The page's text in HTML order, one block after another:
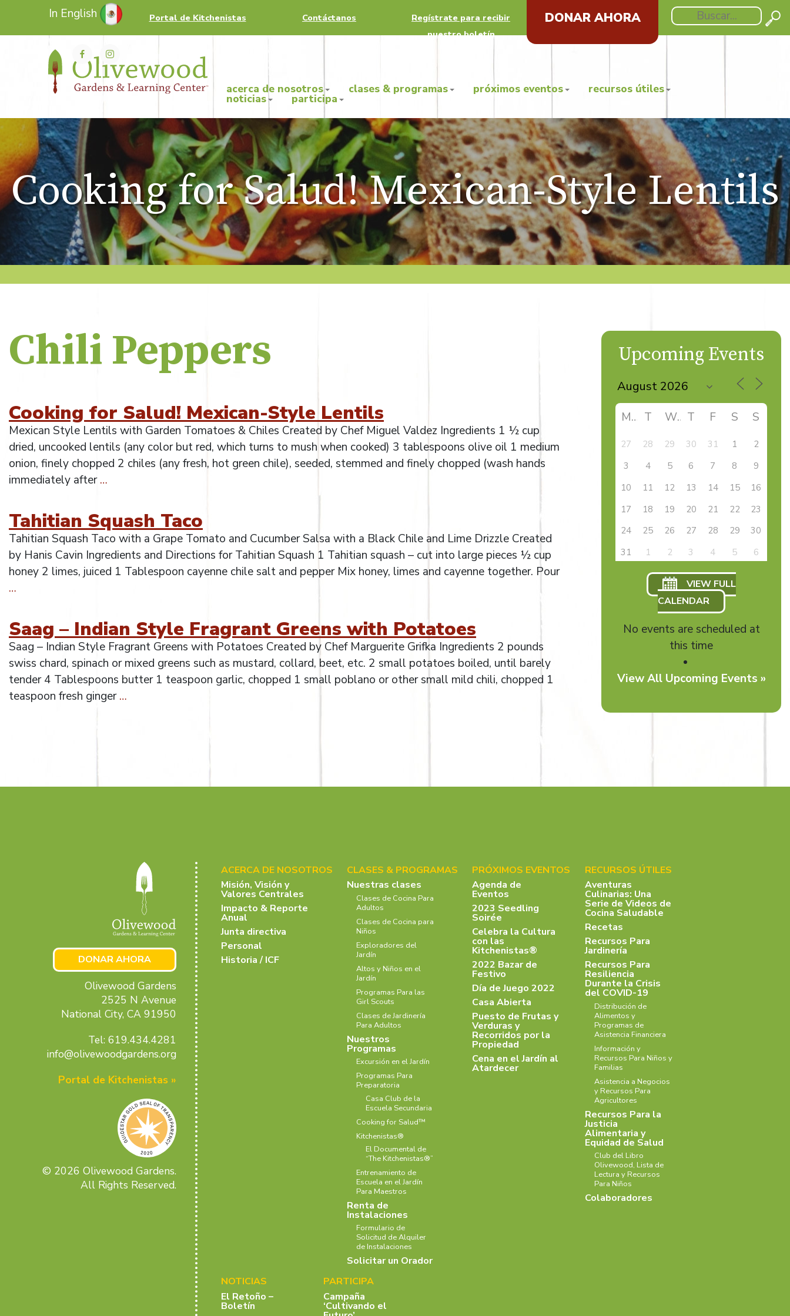
In English Portal de Kitchenistas Contáctanos
Regístrate para recibir
nuestro boletín
DONAR AHORA
acerca de nosotros clases & programas próximos eventos recursos útiles
noticias participa
Cooking for Salud! Mexican-Style Lentils
Chili Peppers
Cooking for Salud! Mexican-Style Lentils
Mexican Style Lentils with Garden Tomatoes & Chiles Created by Chef Miguel Valdez Ingredients 1 ½ cup
dried, uncooked lentils (any color but red, which turns to mush when cooked) 3 tablespoons olive oil 1 medium
onion, finely chopped 2 chiles (any fresh, hot green chile), seeded, stemmed and finely chopped (wash hands
immediately after…
Tahitian Squash Taco
Tahitian Squash Taco with a Grape Tomato and Cucumber Salsa with a Black Chile and Lime Drizzle Created
by Hanis Cavin Ingredients and Directions for Tahitian Squash 1 Tahitian squash – cut into large pieces ½ cup
honey 2 limes, juiced 1 Tablespoon cayenne chile salt and pepper Mix honey, limes and cayenne together. Pour
…
Saag – Indian Style Fragrant Greens with Potatoes
Saag – Indian Style Fragrant Greens with Potatoes Created by Chef Marguerite Grifka Ingredients 2 pounds
swiss chard, spinach or mixed greens such as mustard, collard, beet, etc. 2 small potatoes boiled, until barely
tender 4 Tablespoons butter 1 teaspoon garlic, chopped 1 small poblano or other small mild chili, chopped 1
teaspoon fresh ginger…
Upcoming Events
M T W T F S S
27 28 29 30 31 1
2
3
4 5 6 7 8
9
10
11 12 13 14 15
16
17
18 19 20 21 22
23
24
25 26 27 28 29
30
31
1 2 3 4 5 6
VIEW FULL
CALENDAR
No events are scheduled at
this time
View All Upcoming Events »
DONAR AHORA
Olivewood Gardens
2525 N Avenue
National City, CA 91950
Tel: 619.434.4281
info@olivewoodgardens.org
Portal de Kitchenistas »
© 2026 Olivewood Gardens.
All Rights Reserved.
ACERCA DE NOSOTROS
Misión, Visión y
Valores Centrales
Impacto & Reporte
Anual
Junta directiva
Personal
Historia / ICF
CLASES & PROGRAMAS
Nuestras clases
Clases de Cocina Para
Adultos
Clases de Cocina para
Niños
Exploradores del
Jardín
Altos y Niños en el
Jardín
Programas Para las
Girl Scouts
Clases de Jardinería
Para Adultos
Nuestros
Programas
Excursión en el Jardín
Programas Para
Preparatoria
Casa Club de la
Escuela Secundaria
Cooking for Salud™
Kitchenistas®
El Documental de
“The Kitchenistas®”
Entrenamiento de
Escuela en el Jardín
Para Maestros
Renta de
Instalaciones
Formulario de
Solicitud de Alquiler
de Instalaciones
Solicitar un Orador
PRÓXIMOS EVENTOS
Agenda de
Eventos
2023 Seedling
Soirée
Celebra la Cultura
con las
Kitchenistas®
2022 Bazar de
Festivo
Día de Juego 2022
Casa Abierta
Puesto de Frutas y
Verduras y
Recorridos por la
Propiedad
Cena en el Jardín al
Atardecer
RECURSOS ÚTILES
Aventuras
Culinarias: Una
Serie de Videos de
Cocina Saludable
Recetas
Recursos Para
Jardinería
Recursos Para
Resiliencia
Durante la Crisis
del COVID-19
Distribución de
Alimentos y
Programas de
Asistencia Financiera
Información y
Recursos Para Niños y
Familias
Asistencia a Negocios
y Recursos Para
Agricultores
Recursos Para la
Justicia
Alimentaria y
Equidad de Salud
Club del Libro
Olivewood, Lista de
Lectura y Recursos
Para Niños
Colaboradores
NOTICIAS
El Retoño –
Boletín
PARTICIPA
Campaña
‘Cultivando el